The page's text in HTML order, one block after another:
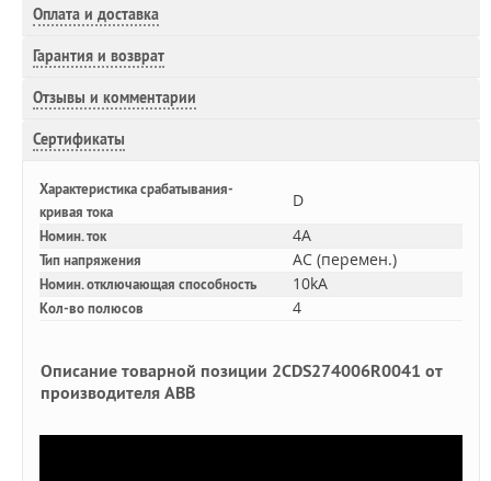
Оплата и доставка
Гарантия и возврат
Отзывы и комментарии
Сертификаты
Характеристика срабатывания-
кривая тока
D
Номин. ток 4A
Тип напряжения AC (перемен.)
Номин. отключающая способность 10kA
Кол-во полюсов 4
Описание товарной позиции 2CDS274006R0041 от
производителя ABB